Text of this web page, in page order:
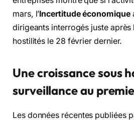
mars, l’Incertitude économique
dirigeants interrogés juste après
hostilités le 28 février dernier.
Une croissance sous
surveillance au
Les données récentes publiées